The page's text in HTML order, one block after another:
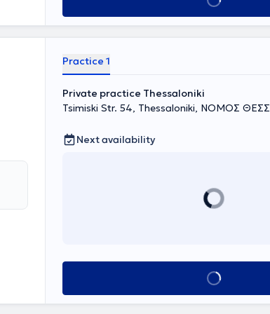
Practice 1
Private practice Thessaloniki
Tsimiski Str. 54, Thessaloniki, ΝΟΜΟΣ
Next availability
Book appointment